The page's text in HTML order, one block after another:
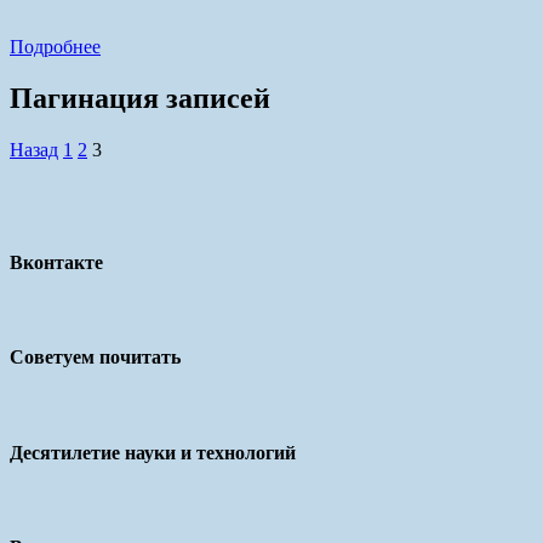
Подробнее
Пагинация записей
Назад 1 2 3
Вконтакте
Советуем почитать
Десятилетие науки и технологий